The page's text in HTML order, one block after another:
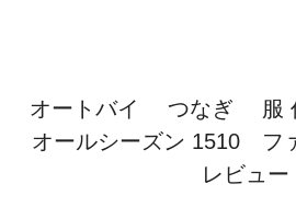
オートバイ つなぎ 服
オールシーズン 1510 フ
レビュー